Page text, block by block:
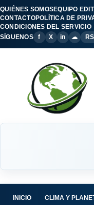
QUIÉNES SOMOSEQUIPO
CONTACTOPOLÍTICA DE
CONDICIONES DEL SERVICIO
SÍGUENOS
f X in ☁
INICIO CLIMA Y